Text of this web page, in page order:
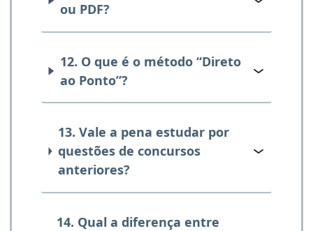
ou PDF?
12. O que é o método “Direto
ao Ponto”?
13. Vale a pena estudar por
questões de concursos
anteriores?
14. Qual a diferença entre